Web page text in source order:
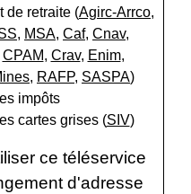
de retraite (Agirc-Arrco,
, MSA, Caf, Cnav,
CPAM, Crav, Enim,
, RAFP, SASPA)
impôts
cartes grises (SIV)
ce téléservice
d'adresse